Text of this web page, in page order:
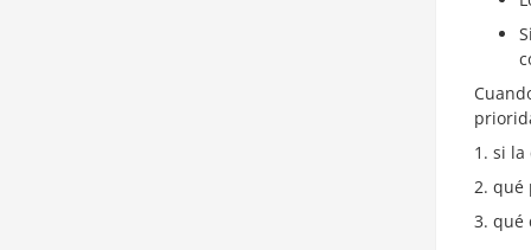
si la
qué
qué